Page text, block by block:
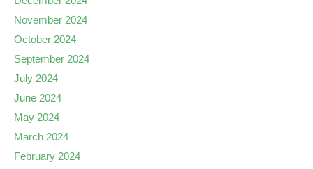
November 2024
October 2024
September 2024
July 2024
June 2024
May 2024
March 2024
February 2024